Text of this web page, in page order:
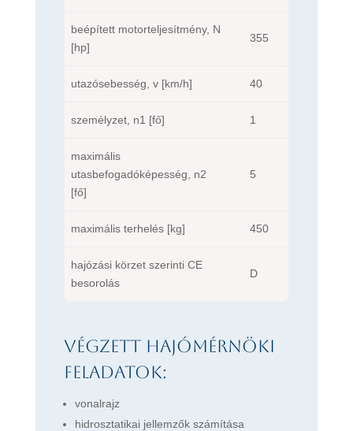
beépített motorteljesítmény, N
[hp]
355
utazósebesség, v [km/h] 40
személyzet, n1 [fő] 1
maximális
utasbefogadóképesség, n2
[fő]
5
maximális terhelés [kg] 450
hajózási körzet szerinti CE
besorolás
D
Végzett hajómérnöki
feladatok:
vonalrajz
hidrosztatikai jellemzők számítása